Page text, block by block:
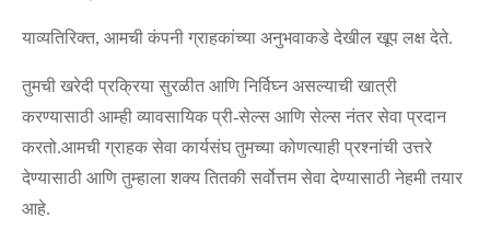
याव्यतिरिक्त, आमची कंपनी ग्राहकांच्या अनुभवाकडे देखील खूप लक्ष देते.
तुमची खरेदी प्रक्रिया सुरळीत आणि निर्विघ्न असल्याची खात्री
करण्यासाठी आम्ही व्यावसायिक प्री-सेल्स आणि सेल्स नंतर सेवा प्रदान
करतो.आमची ग्राहक सेवा कार्यसंघ तुमच्या कोणत्याही प्रश्नांची उत्तरे
देण्यासाठी आणि तुम्हाला शक्य तितकी सर्वोत्तम सेवा देण्यासाठी नेहमी तयार
आहे.